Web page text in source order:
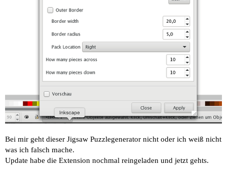
Bei mir geht dieser Jigsaw Puzzlegenerator nicht oder ich weiß nicht
was ich falsch mache.
Update habe die Extension nochmal reingeladen und jetzt gehts.